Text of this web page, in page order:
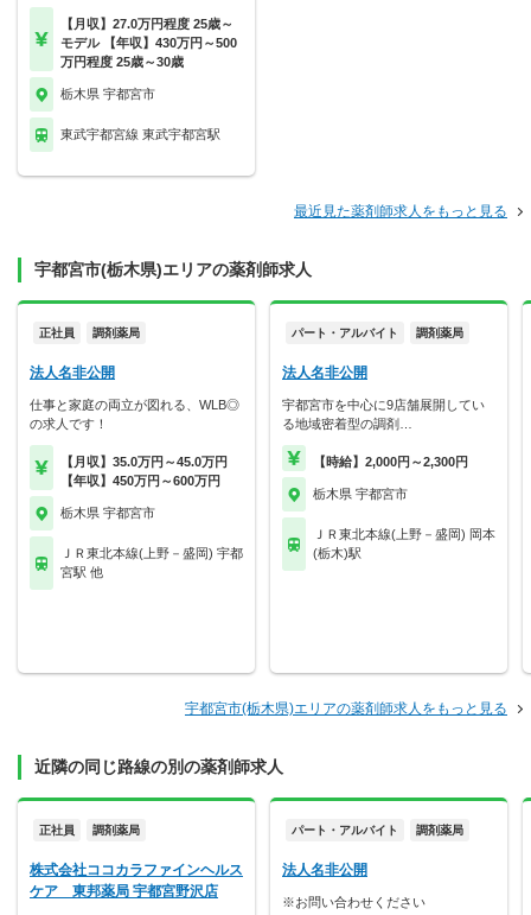
【月収】27.0万円程度 25歳～
モデル 【年収】430万円～500
万円程度 25歳～30歳
栃木県 宇都宮市
東武宇都宮線 東武宇都宮駅
最近見た薬剤師求人をもっと見る
宇都宮市(栃木県)エリアの薬剤師求人
正社員 調剤薬局
法人名非公開
仕事と家庭の両立が図れる、WLB◎
の求人です！
【月収】35.0万円～45.0万円
【年収】450万円～600万円
栃木県 宇都宮市
ＪＲ東北本線(上野－盛岡) 宇都
宮駅 他
パート・アルバイト 調剤薬局
法人名非公開
宇都宮市を中心に9店舗展開してい
る地域密着型の調剤…
【時給】2,000円～2,300円
栃木県 宇都宮市
ＪＲ東北本線(上野－盛岡) 岡本
(栃木)駅
宇都宮市(栃木県)エリアの薬剤師求人をもっと見る
近隣の同じ路線の別の薬剤師求人
正社員 調剤薬局
株式会社ココカラファインヘルス
ケア 東邦薬局 宇都宮野沢店
パート・アルバイト 調剤薬局
法人名非公開
※お問い合わせください